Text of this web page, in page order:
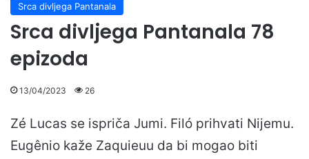
Srca divljega Pantanala
Srca divljega Pantanala 78
epizoda
13/04/2023 26
Zé Lucas se ispriča Jumi. Filó prihvati Nijemu.
Eugênio kaže Zaquieuu da bi mogao biti